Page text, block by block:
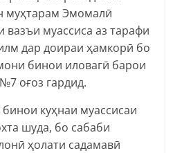
муҳтарам Эмомалӣ
муассиса аз тарафи
дар доираи ҳамкорӣ бо
бинои иловагӣ барои
оғоз гардид.
куҳнаи муассисаи
шуда, бо сабаби
ҳолати садамавӣ